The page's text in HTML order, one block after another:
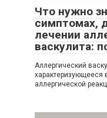
Что нужно
симптомах,
лечении
васкулита:
Аллергический
аллергической